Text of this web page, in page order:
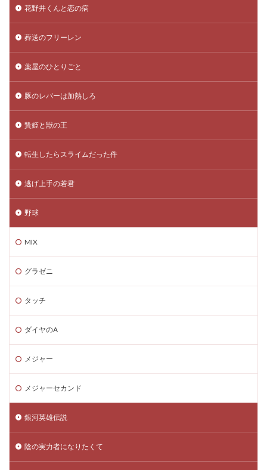
花野井くんと恋の病
葬送のフリーレン
薬屋のひとりごと
豚のレバーは加熱しろ
贄姫と獣の王
転生したらスライムだった件
逃げ上手の若君
野球
MIX
グラゼニ
タッチ
ダイヤのA
メジャー
メジャーセカンド
銀河英雄伝説
陰の実力者になりたくて